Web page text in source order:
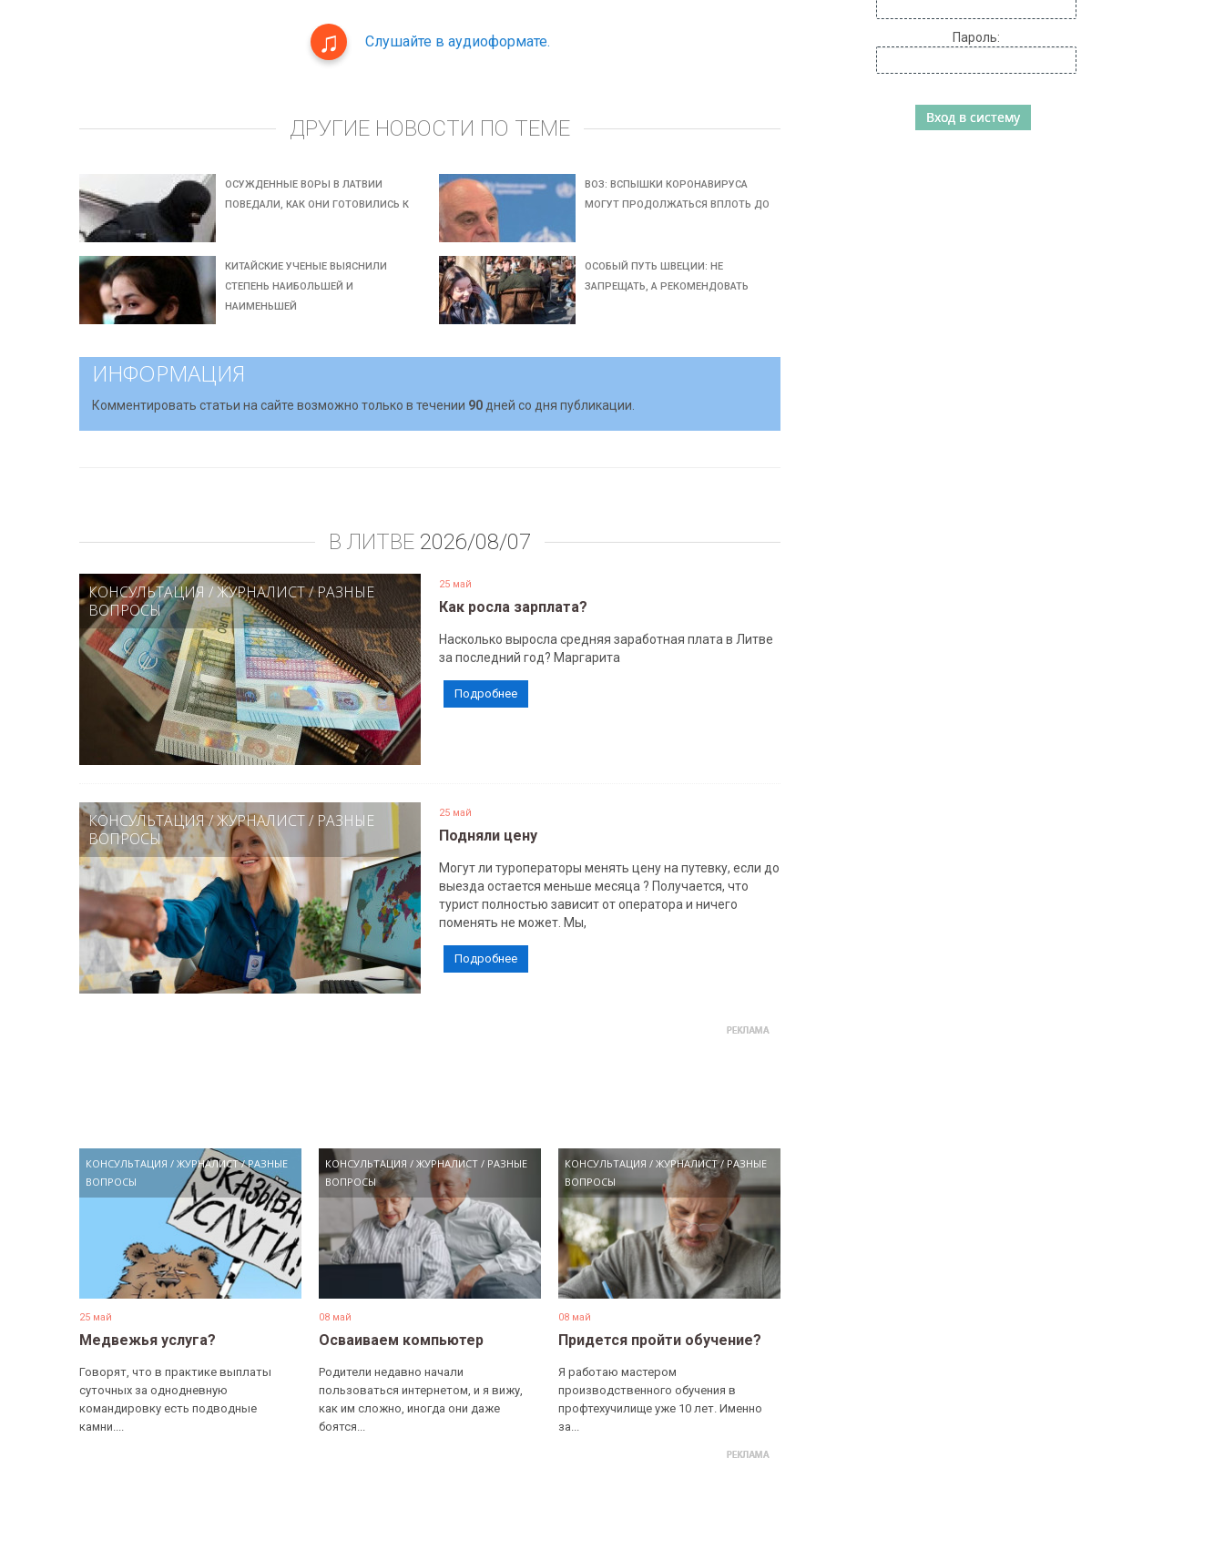
Слушайте в аудиоформате.
ДРУГИЕ НОВОСТИ ПО ТЕМЕ
ОСУЖДЕННЫЕ ВОРЫ В ЛАТВИИ
ПОВЕДАЛИ, КАК ОНИ ГОТОВИЛИСЬ К
ВОЗ: ВСПЫШКИ КОРОНАВИРУСА
МОГУТ ПРОДОЛЖАТЬСЯ ВПЛОТЬ ДО
КИТАЙСКИЕ УЧЕНЫЕ ВЫЯСНИЛИ
СТЕПЕНЬ НАИБОЛЬШЕЙ И
НАИМЕНЬШЕЙ
ОСОБЫЙ ПУТЬ ШВЕЦИИ: НЕ
ЗАПРЕЩАТЬ, А РЕКОМЕНДОВАТЬ
ИНФОРМАЦИЯ
Комментировать статьи на сайте возможно только в течении 90 дней со дня публикации.
В ЛИТВЕ 2026/08/07
КОНСУЛЬТАЦИЯ /ЖУРНАЛИСТ/РАЗНЫЕ
ВОПРОСЫ
25 май
Как росла зарплата?
Насколько выросла средняя заработная плата в Литве
за последний год? Маргарита
Подробнее
КОНСУЛЬТАЦИЯ/ЖУРНАЛИСТ/ РАЗНЫЕ
ВОПРОСЫ
25 май
Подняли цену
Могут ли туроператоры менять цену на путевку, если до
выезда остается меньше месяца ? Получается, что
турист полностью зависит от оператора и ничего
поменять не может. Мы,
Подробнее
КОНСУЛЬТАЦИЯ / ЖУРНАЛИСТ/РАЗНЫЕ
ВОПРОСЫ
25 май
Медвежья услуга?
Говорят, что в практике выплаты
суточных за однодневную
командировку есть подводные
камни....
КОНСУЛЬТАЦИЯ /ЖУРНАЛИСТ / РАЗНЫЕ
ВОПРОСЫ
08 май
Осваиваем компьютер
Родители недавно начали
пользоваться интернетом, и я вижу,
как им сложно, иногда они даже
боятся...
КОНСУЛЬТАЦИЯ /ЖУРНАЛИСТ/ РАЗНЫЕ
ВОПРОСЫ
08 май
Придется пройти обучение?
Я работаю мастером
производственного обучения в
профтехучилище уже 10 лет. Именно
за...
Пароль: